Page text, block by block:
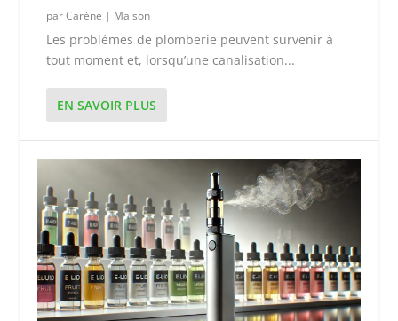
parCarène | Maison
Les problèmes de plomberie peuvent survenir à
tout moment et, lorsqu’une canalisation...
EN SAVOIR PLUS